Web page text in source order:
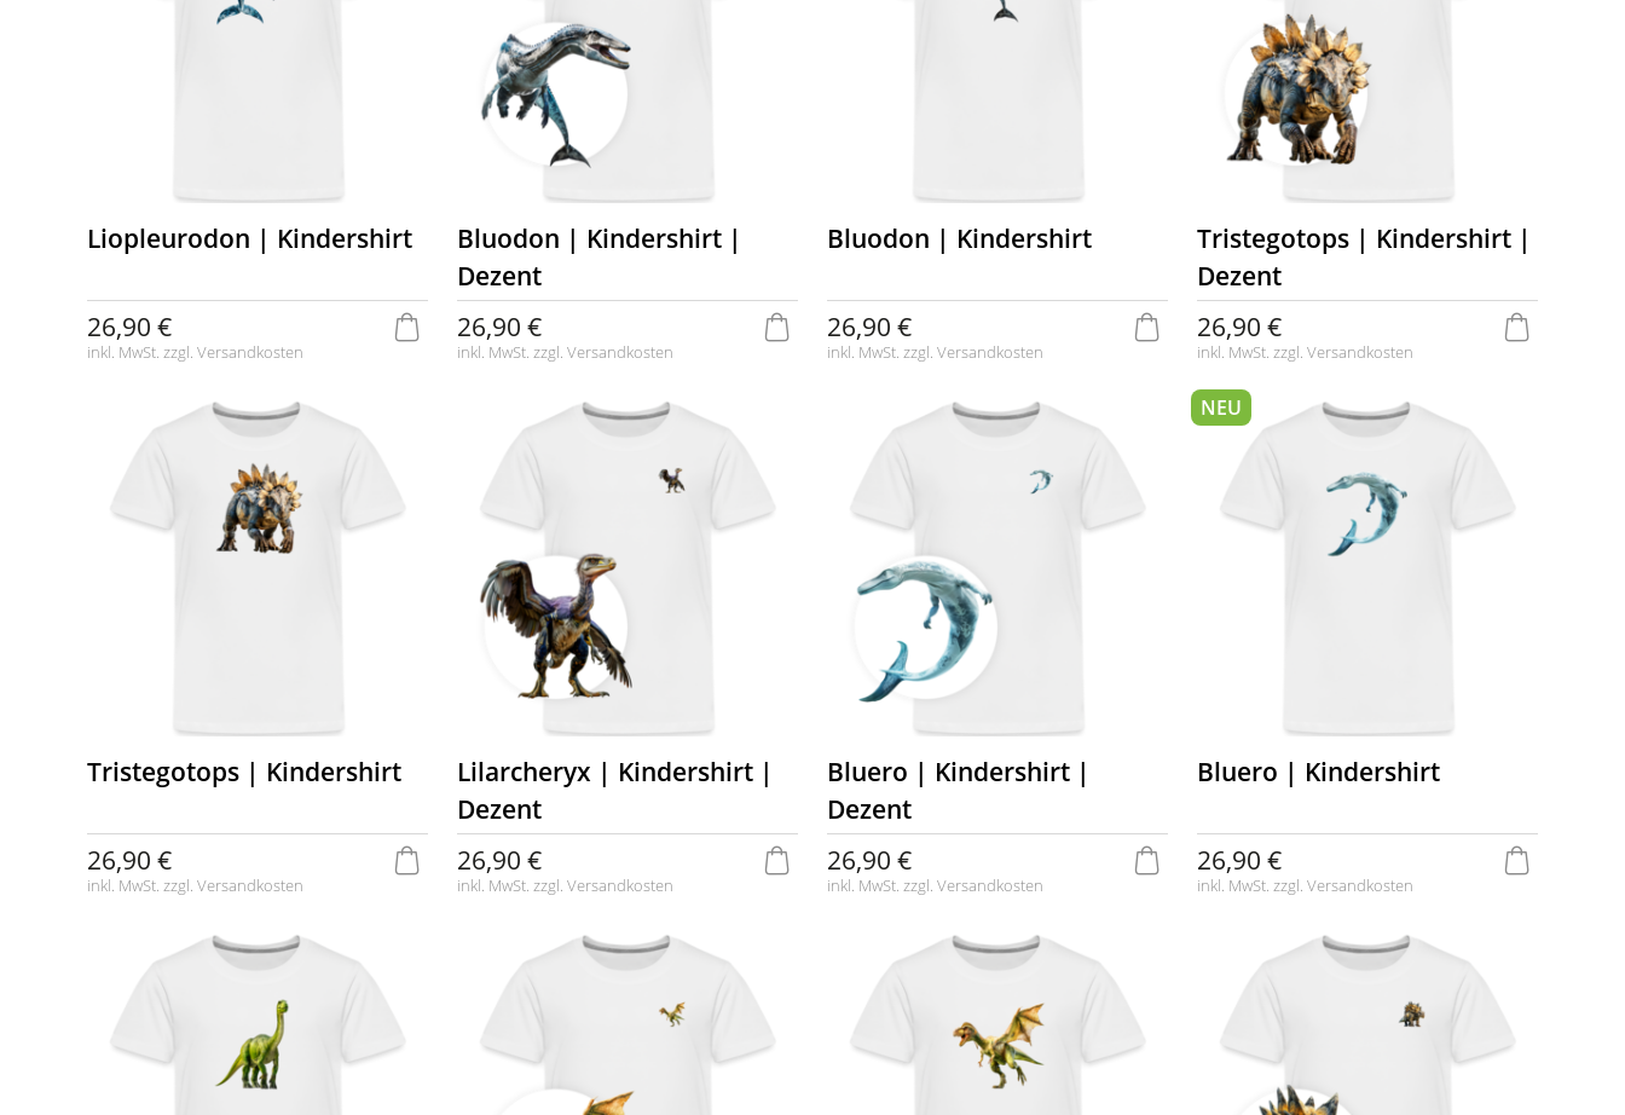
Liopleurodon | Kindershirt
26,90 €
inkl. MwSt. zzgl. Versandkosten
Bluodon | Kindershirt |
Dezent
26,90 €
inkl. MwSt. zzgl. Versandkosten
Bluodon | Kindershirt
26,90 €
inkl. MwSt. zzgl. Versandkosten
Tristegotops | Kindershirt |
Dezent
26,90 €
inkl. MwSt. zzgl. Versandkosten
Tristegotops | Kindershirt
26,90 €
inkl. MwSt. zzgl. Versandkosten
Lilarcheryx | Kindershirt |
Dezent
26,90 €
inkl. MwSt. zzgl. Versandkosten
Bluero | Kindershirt |
Dezent
26,90 €
inkl. MwSt. zzgl. Versandkosten
Bluero | Kindershirt
26,90 €
inkl. MwSt. zzgl. Versandkosten
NEU